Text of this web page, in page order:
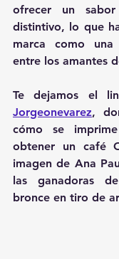
ofrecer un
distintivo, lo que
marca como
entre los amantes
Jorgeonevarez,
cómo se
obtener un café
imagen de Ana
las ganadoras
bronce en tiro de